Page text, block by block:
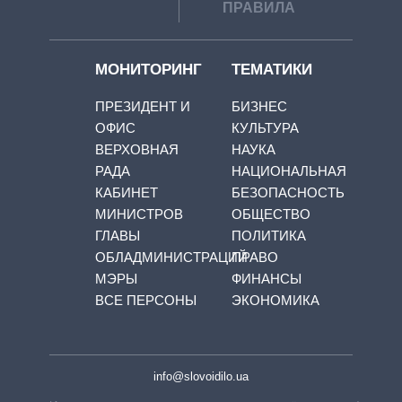
ПРАВИЛА
МОНИТОРИНГ
ПРЕЗИДЕНТ И
ОФИС
ВЕРХОВНАЯ
РАДА
КАБИНЕТ
МИНИСТРОВ
ГЛАВЫ
ОБЛАДМИНИСТРАЦИЙ
МЭРЫ
ВСЕ ПЕРСОНЫ
ТЕМАТИКИ
БИЗНЕС
КУЛЬТУРА
НАУКА
НАЦИОНАЛЬНАЯ
БЕЗОПАСНОСТЬ
ОБЩЕСТВО
ПОЛИТИКА
ПРАВО
ФИНАНСЫ
ЭКОНОМИКА
info@slovoidilo.ua